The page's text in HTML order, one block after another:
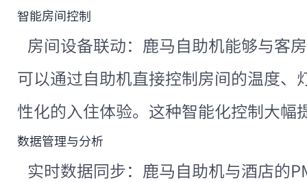
智能房间控制
房间设备联动：鹿马自助机能够与客
可以通过自助机直接控制房间的温度、
性化的入住体验。这种智能化控制大幅
数据管理与分析
实时数据同步：鹿马自助机与酒店的